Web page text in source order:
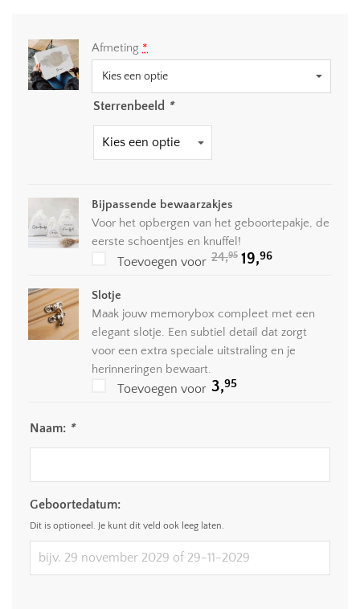
Afmeting *
Sterrenbeeld *
Bijpassende bewaarzakjes
Voor het opbergen van het geboortepakje, de
eerste schoentjes en knuffel!
Toevoegen voor 24,95 Oorspronkelijke
prijs
19,96Huidige
Slotje
Maak jouw memorybox compleet met een
elegant slotje. Een subtiel detail dat zorgt
voor een extra speciale uitstraling en je
herinneringen bewaart.
Toevoegen voor 3,95
Naam: *
Geboortedatum:
Dit is optioneel. Je kunt dit veld ook leeg laten.